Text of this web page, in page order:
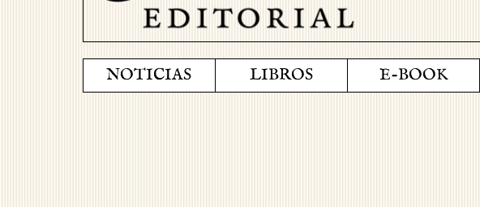
NOTICIAS LIBROS E-BOOK